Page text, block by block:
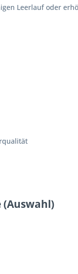
Leerlauf oder
(Auswahl)